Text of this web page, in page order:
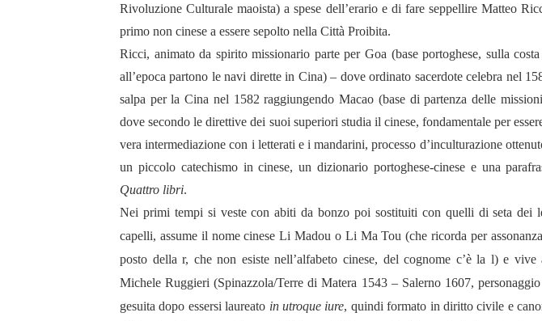
Rivoluzione Culturale maoista) a spese dell’erario e di fare seppellire Matteo
primo non cinese a essere sepolto nella Città Proibita.
Ricci, animato da spirito missionario parte per Goa (base portoghese, sulla
all’epoca partono le navi dirette in Cina) – dove ordinato sacerdote celebra nel
salpa per la Cina nel 1582 raggiungendo Macao (base di partenza delle
dove secondo le direttive dei suoi superiori studia il cinese, fondamentale per
vera intermediazione con i letterati e i mandarini, processo d’inculturazione
un piccolo catechismo in cinese, un dizionario portoghese-cinese e una
Quattro libri.
Nei primi tempi si veste con abiti da bonzo poi sostituiti con quelli di seta dei
capelli, assume il nome cineseLi Madou o Li Ma Tou (che ricorda per
posto della r, che non esiste nell’alfabeto cinese, del cognome c’è la l) e vive
Michele Ruggieri (Spinazzola/Terre di Matera 1543 – Salerno 1607,
gesuita dopo essersi laureato in utroque iure, quindi formato in diritto civile e